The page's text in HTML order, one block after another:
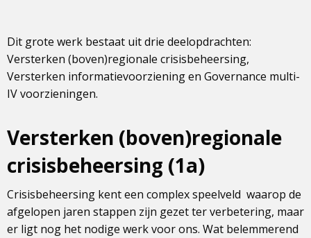
Dit grote werk bestaat uit drie deelopdrachten:
Versterken (boven)regionale crisisbeheersing,
Versterken informatievoorziening en Governance multi-
IV voorzieningen.
Versterken (boven)regionale
crisisbeheersing (1a)
Crisisbeheersing kent een complex speelveld waarop de
afgelopen jaren stappen zijn gezet ter verbetering, maar
er ligt nog het nodige werk voor ons. Wat belemmerend